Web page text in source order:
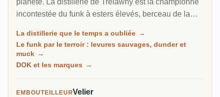
planète. La distillerie de Trelawny est la championne
incontestée du funk à esters élevés, berceau de la
légal, et de loin la distillerie la plus notée sur RumX.
Familiale et 100 pour cent batch, elle n'a presque pas
changé en un siècle, murs couverts de moisissures
La distillerie que le temps a oubliée →
Le funk par le terroir : levures sauvages, dunder et
muck →
DOK et les marques →
EMBOUTEILLEURVelier